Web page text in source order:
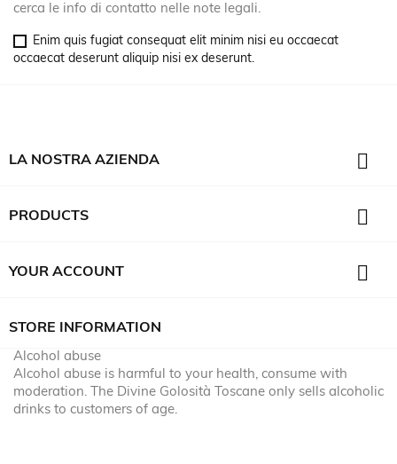
cerca le info di contatto nelle note legali.
Enim quis fugiat consequat elit minim nisi eu occaecat
occaecat deserunt aliquip nisi ex deserunt.
LA NOSTRA AZIENDA 
PRODUCTS 
YOUR ACCOUNT 
STORE INFORMATION
Alcohol abuse
Alcohol abuse is harmful to your health, consume with
moderation. The Divine Golosità Toscane only sells alcoholic
drinks to customers of age.